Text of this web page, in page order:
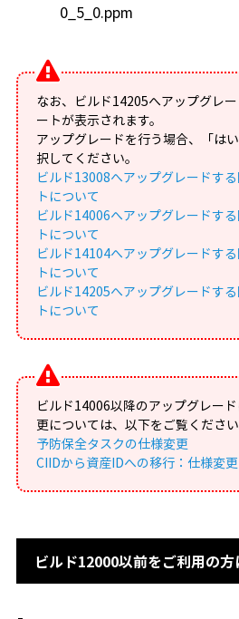
0_5_0.ppm
なお、ビルド14205へアップグレ
ートが表示されます。
アップグレードを行う場合、「は
択してください。
ビルド13008へアップグレードす
トについて
ビルド14006へアップグレードす
トについて
ビルド14104へアップグレードす
トについて
ビルド14205へアップグレードす
トについて
ビルド14006以降のアップグレー
更については、以下をご覧ください
予防保全タスクの仕様変更
CIIDから資産IDへの移行：仕様変更
ビルド12000以前をご利用の